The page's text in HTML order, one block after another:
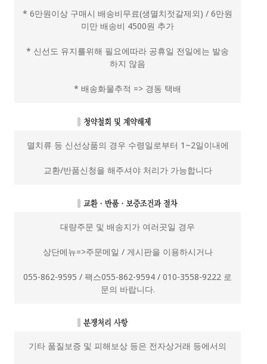
* 6만원이상 구매시 배송비무료(생멸치젓갈제외) / 6만원
미만 배송비 4500원 추가
* 신선도 유지를위해 필요에따라 공휴일 전일에는 발송
하지 않음
* 배송화물추적 => 경동 택배
멸치류 등 신선상품의 경우 수령일로부터 1~2일이내에
교환/반품신청을 해주셔야 처리가 가능합니다
대량주문 및 배송지가 여러곳일 경우
상단메뉴=>주문메일 / 게시판을 이용하시거나
055-862-9595 / 팩스055-862-9594 / 010-3558-9222 로
문의 바랍니다.
기타 품질보증 및 피해보상 등은 전자상거래 등에서의